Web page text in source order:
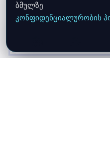
ბმულზე
კონფიდენციალურობის